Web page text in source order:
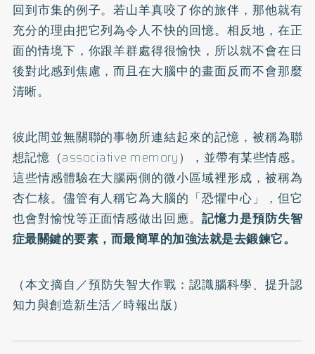
回到市集的例子。若山羊真咬了你的旅伴，那他就有
充分的理由把它列為令人不快的回憶。相反地，在正
面的情境下，你跟羊群處得很愉快，所以就不會在日
後對此感到焦慮，而且在大腦中的畫面反而不會那麼
清晰。
彼此間並無關聯的事物所連結起來的記憶，被稱為聯
想記憶（associative memory），並帶有某些情感。
這些情感體驗在大腦兩側的微小區域裡形成，被稱為
杏仁核。儘管有人稱它為大腦的「恐懼中心」，但它
也會對愉悅等正面情感做出回應。記憶力是預防失智
症最關鍵的要素，而最簡單的加強法就是去鍛鍊它。
（本文摘自／預防失智大作戰：認識腦科學、提升認
知力與創造新生活／時報出版）